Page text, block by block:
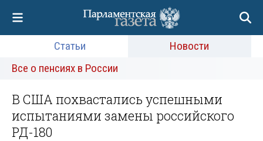
Статьи
Новости
Все о пенсиях в России
В США похвастались успешными
испытаниями замены российского
РД-180